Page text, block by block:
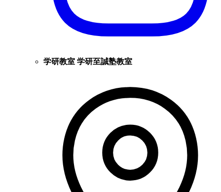
学研教室 学研至誠塾教室